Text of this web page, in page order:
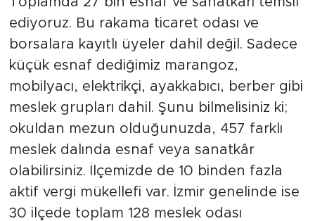
ediyoruz. Bu rakama ticaret odası ve
borsalara kayıtlı üyeler dahil değil. Sadece
küçük esnaf dediğimiz marangoz,
mobilyacı, elektrikçi, ayakkabıcı, berber gibi
meslek grupları dahil. Şunu bilmelisiniz ki;
okuldan mezun olduğunuzda, 457 farklı
meslek dalında esnaf veya sanatkâr
olabilirsiniz. İlçemizde de 10 binden fazla
aktif vergi mükellefi var. İzmir genelinde ise
30 ilçede toplam 128 meslek odası